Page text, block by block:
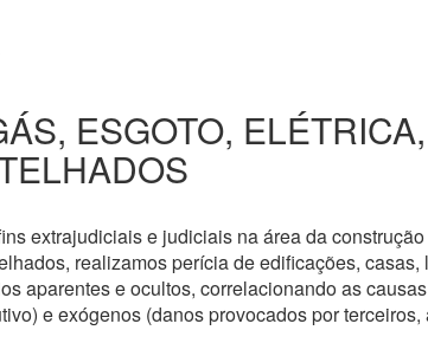
ESGOTO,
extrajudiciais e judiciais na área da
realizamos perícia de edificações,
aparentes e ocultos, correlacionando as
e exógenos (danos provocados por